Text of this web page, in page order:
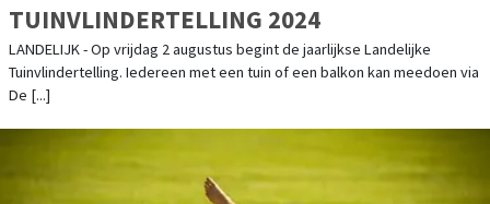
TUINVLINDERTELLING 2024
LANDELIJK - Op vrijdag 2 augustus begint de jaarlijkse Landelijke
Tuinvlindertelling. Iedereen met een tuin of een balkon kan meedoen via
De [...]